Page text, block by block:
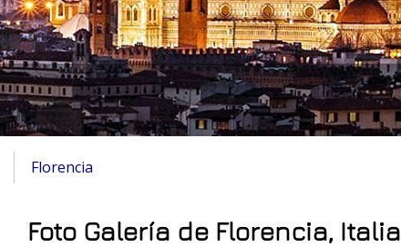
Florencia
Foto Galería de Florencia, Italia